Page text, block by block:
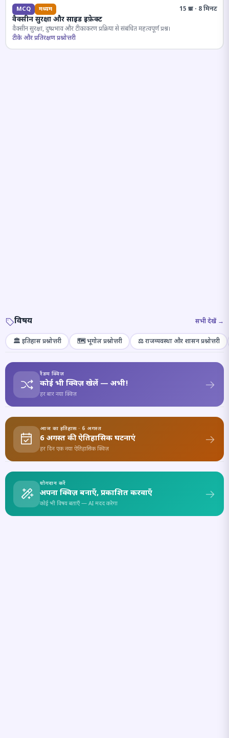
MCQ मध्यम 15 प्रश्न · 8 मिनट
वैक्सीन सुरक्षा और साइड इफ़ेक्ट
वैक्सीन सुरक्षा, दुष्प्रभाव और टीकाकरण प्रक्रिया से संबंधित महत्वपूर्ण प्रश्न।
टीके और प्रतिरक्षण प्रश्नोत्तरी
विषय सभी देखें →
🏛️ इतिहास प्रश्नोत्तरी 🗺️ भूगोल प्रश्नोत्तरी ⚖️ राजव्यवस्था और शासन प्रश्नोत्तरी
रैंडम क्विज़
कोई भी क्विज़ खेलें — अभी!
हर बार नया क्विज़
आज का इतिहास · 6 अगस्त
6 अगस्त की ऐतिहासिक घटनाएं
हर दिन एक नया ऐतिहासिक क्विज़
योगदान करें
अपना क्विज़ बनाएँ, प्रकाशित करवाएँ
कोई भी विषय बताएँ — AI मदद करेगा